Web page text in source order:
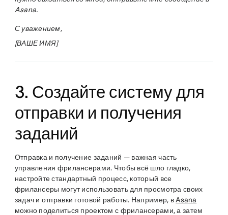
Asana.
С уважением,
[ВАШЕ ИМЯ]
3. Создайте систему для
отправки и получения
заданий
Отправка и получение заданий — важная часть
управления фрилансерами. Чтобы всё шло гладко,
настройте стандартный процесс, который все
фрилансеры могут использовать для просмотра своих
задач и отправки готовой работы. Например, вAsana
можно поделиться проектом с фрилансерами, а затем